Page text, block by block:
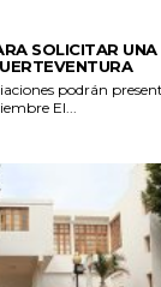
SOLICITAR UNA
podrán
hasta el próximo 11 de septiembre El...